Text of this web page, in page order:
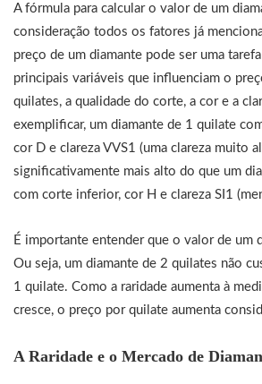
A fórmula para calcular o valor de um
consideração todos os fatores já
preço de um diamante pode ser uma
principais variáveis que influenciam o
quilates, a qualidade do corte, a cor e a
exemplificar, um diamante de 1 quilate
cor D e clareza VVS1 (uma clareza muito
significativamente mais alto do que um
com corte inferior, cor H e clareza SI1
É importante entender que o valor de um
Ou seja, um diamante de 2 quilates não
1 quilate. Como a raridade aumenta à
cresce, o preço por quilate aumenta
A Raridade e o Mercado de